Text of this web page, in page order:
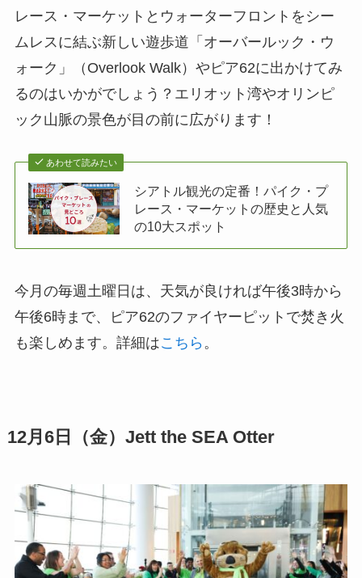
レース・マーケットとウォーターフロントをシー
ムレスに結ぶ新しい遊歩道「オーバールック・ウ
ォーク」（Overlook Walk）やピア62に出かけてみ
るのはいかがでしょう？エリオット湾やオリンピ
ック山脈の景色が目の前に広がります！
あわせて読みたい
シアトル観光の定番！パイク・プ
レース・マーケットの歴史と人気
の10大スポット
今月の毎週土曜日は、天気が良ければ午後3時から
午後6時まで、ピア62のファイヤーピットで焚き火
も楽しめます。詳細はこちら 。
12月6日（金）Jett the SEA Otter